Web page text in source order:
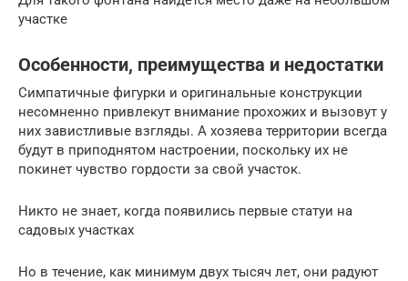
участке
Особенности, преимущества и недостатки
Симпатичные фигурки и оригинальные конструкции
несомненно привлекут внимание прохожих и вызовут у
них завистливые взгляды. А хозяева территории всегда
будут в приподнятом настроении, поскольку их не
покинет чувство гордости за свой участок.
Никто не знает, когда появились первые статуи на
садовых участках
Но в течение, как минимум двух тысяч лет, они радуют